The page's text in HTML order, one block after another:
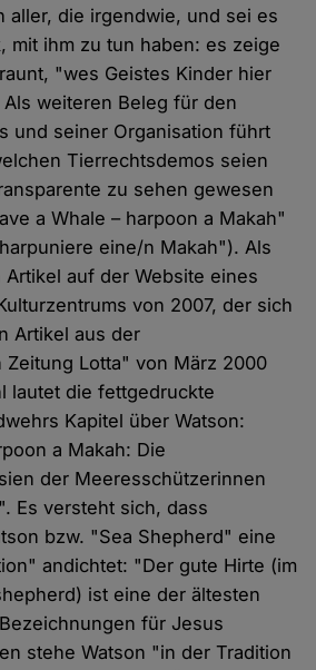
aller, die irgendwie, und sei es
mit ihm zu tun haben: es zeige
"wes Geistes Kinder hier
weiteren Beleg für den
und seiner Organisation führt
Tierrechtsdemos seien
zu sehen gewesen
a Whale – harpoon a Makah"
eine/n Makah"). Als
auf der Website eines
von 2007, der sich
Artikel aus der
Zeitung Lotta" von März 2000
lautet die fettgedruckte
Kapitel über Watson:
a Makah: Die
der Meeresschützerinnen
Es versteht sich, dass
bzw. "Sea Shepherd" eine
andichtet: "Der gute Hirte (im
ist eine der ältesten
für Jesus
stehe Watson "in der Tradition